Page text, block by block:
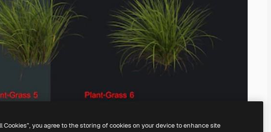
Cookies”, you agree to the storing of cookies on your device to enhance site